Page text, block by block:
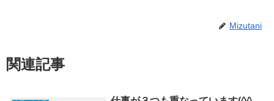
Mizutani
関連記事